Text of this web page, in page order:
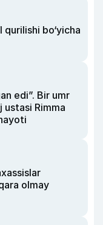
qurilishi bo‘yicha
edi”. Bir umr
Rimma
olmay